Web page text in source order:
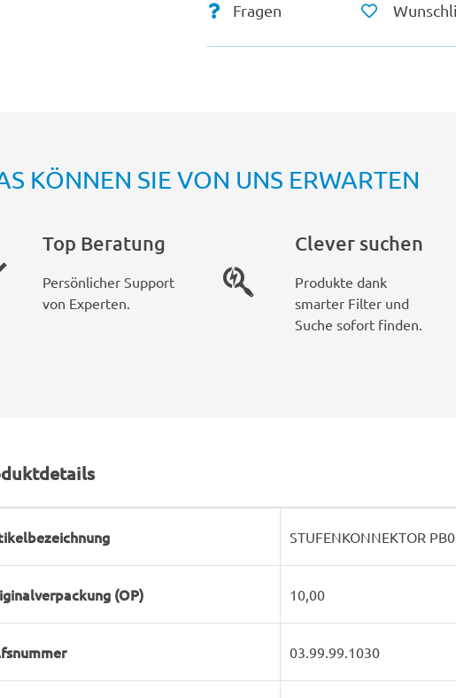
Fragen
KÖNNEN SIE VON UNS ERWARTEN
Top Beratung
Persönlicher Support
von Experten.
Clever suchen
Produkte dank
smarter Filter und
Suche sofort finden.
STUFENKONNEKTOR
(OP) 10,00
03.99.99.1030